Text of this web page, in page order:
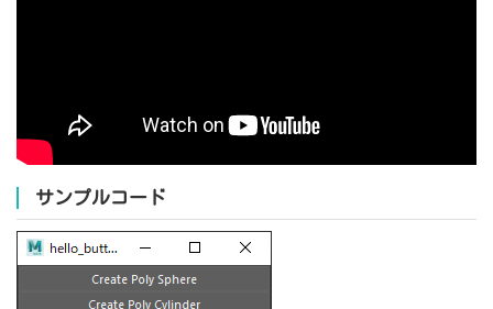
サンプルコード